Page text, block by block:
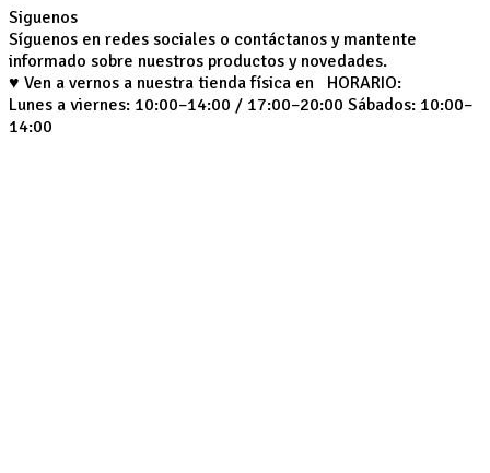
Siguenos
Síguenos en redes sociales o contáctanos y mantente
informado sobre nuestros productos y novedades.
♥ Ven a vernos a nuestra tienda física en HORARIO:
Lunes a viernes: 10:00–14:00 / 17:00–20:00 Sábados: 10:00–
14:00